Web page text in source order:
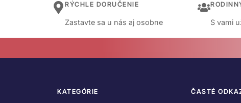
RÝCHLE DORUČENIE
Zastavte sa u nás aj osobne S vami
KATEGÓRIE ČASTÉ